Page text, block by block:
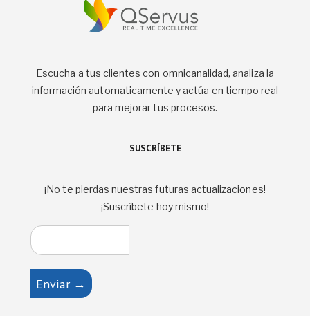
Escucha a tus clientes con omnicanalidad, analiza la
información automaticamente y actúa en tiempo real
para mejorar tus procesos.
SUSCRÍBETE
¡No te pierdas nuestras futuras actualizaciones!
¡Suscríbete hoy mismo!
Enviar →